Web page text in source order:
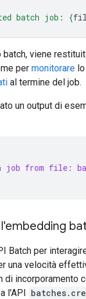
batch job: {
batch, viene
per monitorare
al termine del job.
un output di
job from file:
Batch per
una velocità
di incorporamento
l'API